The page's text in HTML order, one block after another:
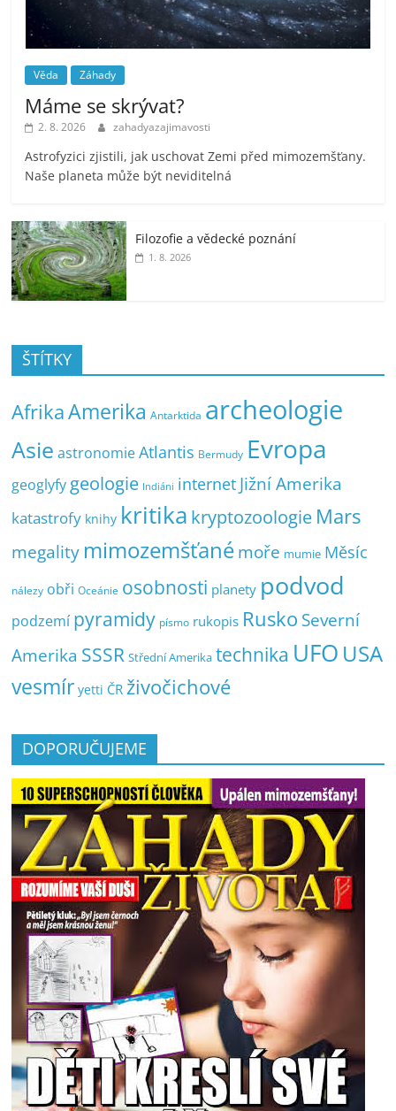
Věda Záhady
Máme se skrývat?
2. 8. 2026 zahadyazajimavosti
Astrofyzici zjistili, jak uschovat Zemi před mimozemšťany.
Naše planeta může být neviditelná
Filozofie a vědecké poznání
1. 8. 2026
ŠTÍTKY
AfrikaAmerika Antarktida archeologie
Asie astronomie Atlantis Bermudy Evropa
geoglyfy geologie Indiáni internet Jižní Amerika
katastrofy knihy kritika kryptozoologie Mars
megality mimozemšťanémoře mumie Měsíc
nálezy obři Oceánie osobnosti planety podvod
podzemí pyramidy písmo rukopis Rusko Severní
Amerika SSSR Střední Amerika technika UFO USA
vesmír yetti ČR živočichové
DOPORUČUJEME